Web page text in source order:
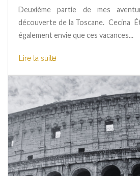
Deuxième partie de mes
découverte de la Toscane. Cecina
également envie que ces vacances...
Lire la suite